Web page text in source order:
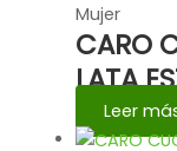
Mujer
CARO
LATA
Leer